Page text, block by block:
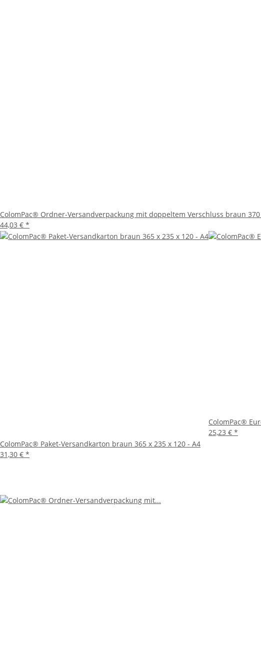
ColomPac® Ordner-Versandverpackung mit doppeltem Verschluss braun 370
44,03 € *
ColomPac® Paket-Versandkarton braun 365 x 235 x 120 - A4
31,30 € *
ColomPac®
25,23 € *